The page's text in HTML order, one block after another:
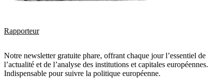
Rapporteur
Notre newsletter gratuite phare, offrant chaque jour l’essentiel de
l’actualité et de l’analyse des institutions et capitales européennes.
Indispensable pour suivre la politique européenne.